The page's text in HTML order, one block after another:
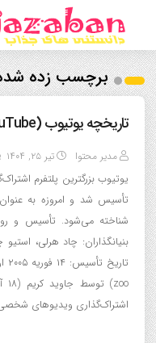
برچسب زده
تاریخچه یوتیوب (YouTube)
مدیر محتوا تیر ۲۵, ۱۴۰۴
تأسیس شد و امروزه به عنوان
اشتراک‌گذاری ویدیوهای شخصی